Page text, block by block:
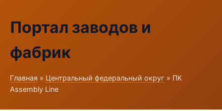
Портал заводов и
фабрик
Главная » Центральный федеральный округ » ПК
Assembly Line